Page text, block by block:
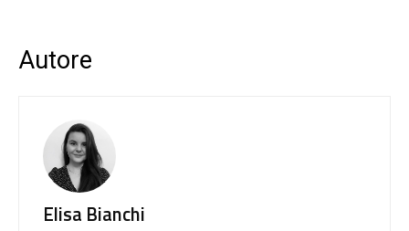
Autore
Elisa Bianchi